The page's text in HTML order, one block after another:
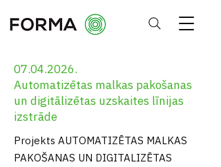
07.04.2026.
Automatizētas malkas pakošanas
un digitālizētas uzskaites līnijas
izstrāde
Projekts AUTOMATIZĒTAS MALKAS
PAKOŠANAS UN DIGITALIZĒTAS